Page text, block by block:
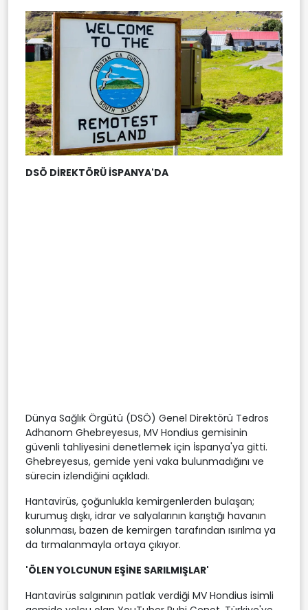
DSÖ DİREKTÖRÜ İSPANYA'DA
Dünya Sağlık Örgütü (DSÖ) Genel Direktörü Tedros
Adhanom Ghebreyesus, MV Hondius gemisinin
güvenli tahliyesini denetlemek için İspanya'ya gitti.
Ghebreyesus, gemide yeni vaka bulunmadığını ve
sürecin izlendiğini açıkladı.
Hantavirüs, çoğunlukla kemirgenlerden bulaşan;
kurumuş dışkı, idrar ve salyalarının karıştığı havanın
solunması, bazen de kemirgen tarafından ısırılma ya
da tırmalanmayla ortaya çıkıyor.
'ÖLEN YOLCUNUN EŞİNE SARILMIŞLAR'
Hantavirüs salgınının patlak verdiği MV Hondius isimli